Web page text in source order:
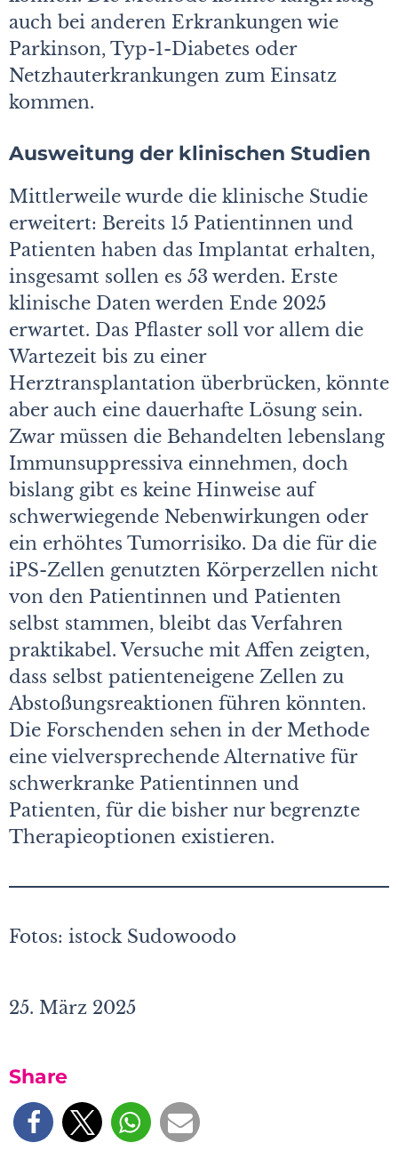
auch bei anderen Erkrankungen wie
Parkinson, Typ-1-Diabetes oder
Netzhauterkrankungen zum Einsatz
kommen.
Ausweitung der klinischen Studien
Mittlerweile wurde die klinische Studie
erweitert: Bereits 15 Patientinnen und
Patienten haben das Implantat erhalten,
insgesamt sollen es 53 werden. Erste
klinische Daten werden Ende 2025
erwartet. Das Pflaster soll vor allem die
Wartezeit bis zu einer
Herztransplantation überbrücken, könnte
aber auch eine dauerhafte Lösung sein.
Zwar müssen die Behandelten lebenslang
Immunsuppressiva einnehmen, doch
bislang gibt es keine Hinweise auf
schwerwiegende Nebenwirkungen oder
ein erhöhtes Tumorrisiko. Da die für die
iPS-Zellen genutzten Körperzellen nicht
von den Patientinnen und Patienten
selbst stammen, bleibt das Verfahren
praktikabel. Versuche mit Affen zeigten,
dass selbst patienteneigene Zellen zu
Abstoßungsreaktionen führen könnten.
Die Forschenden sehen in der Methode
eine vielversprechende Alternative für
schwerkranke Patientinnen und
Patienten, für die bisher nur begrenzte
Therapieoptionen existieren.
Fotos: istock Sudowoodo
25. März 2025
Share